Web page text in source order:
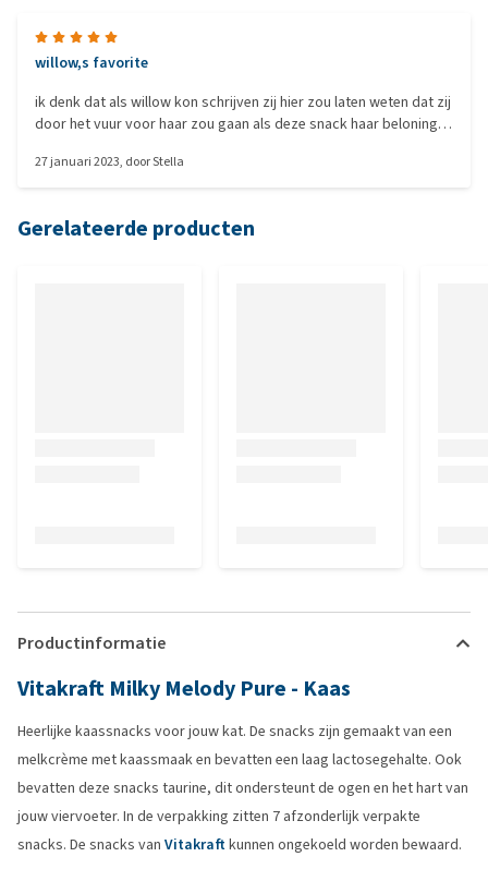
willow,s favorite
ik denk dat als willow kon schrijven zij hier zou laten weten dat zij
door het vuur voor haar zou gaan als deze snack haar beloning
in m,n hand heb blijft ze me trouw aanstaren
27 januari 2023, doorStella
Gerelateerde producten
Productinformatie
Vitakraft Milky Melody Pure - Kaas
Heerlijke kaassnacks voor jouw kat. De snacks zijn gemaakt van een
melkcrème met kaassmaak en bevatten een laag lactosegehalte. Ook
bevatten deze snacks taurine, dit ondersteunt de ogen en het hart van
jouw viervoeter. In de verpakking zitten 7 afzonderlijk verpakte
snacks. De snacks van Vitakraftkunnen ongekoeld worden bewaard.